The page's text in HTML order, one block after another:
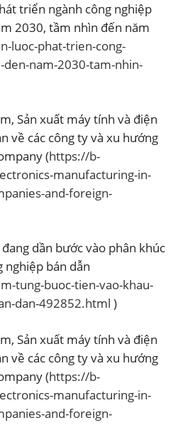
triển ngành công nghiệp
2030, tầm nhìn đến năm
luoc-phat-trien-cong-
nam-2030-tam-nhin-
Sản xuất máy tính và điện
về các công ty và xu hướng
(https://b-
manufacturing-in-
and-foreign-
dần bước vào phân khúc
nghiệp bán dẫn
tung-buoc-tien-vao-khau-
dan-492852.html )
Sản xuất máy tính và điện
về các công ty và xu hướng
(https://b-
manufacturing-in-
and-foreign-